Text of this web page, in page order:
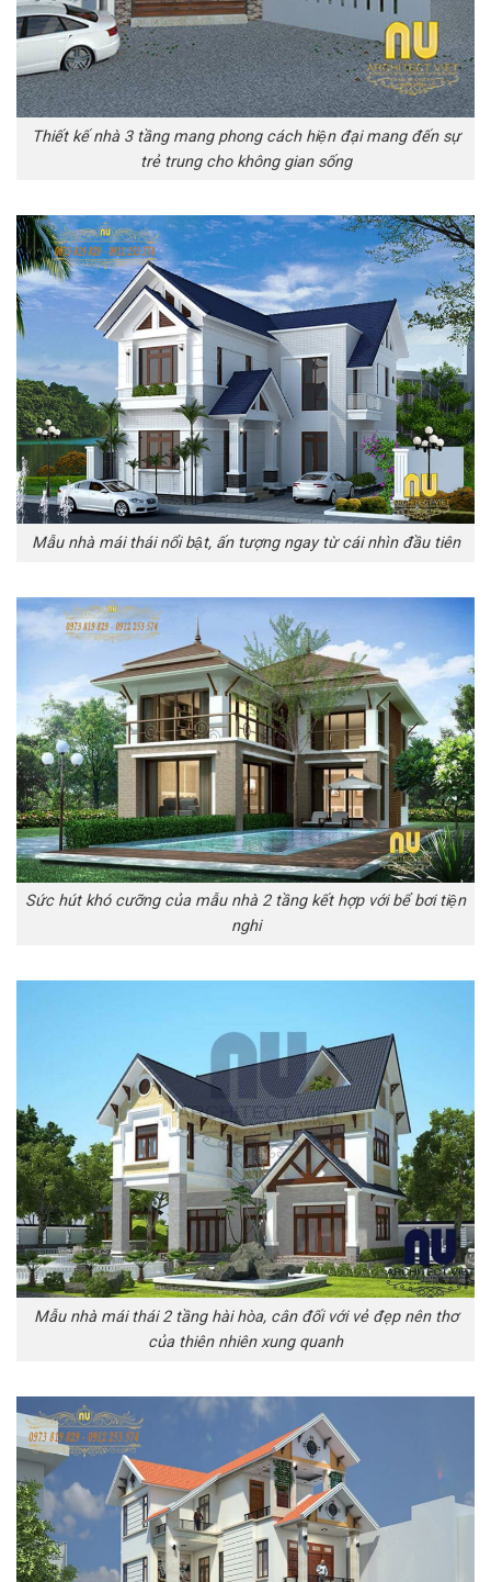
Thiết kế nhà 3 tầng mang phong cách hiện đại mang đến sự
trẻ trung cho không gian sống
Mẫu nhà mái thái nổi bật, ấn tượng ngay từ cái nhìn đầu tiên
Sức hút khó cưỡng của mẫu nhà 2 tầng kết hợp với bể bơi tiện
nghi
Mẫu nhà mái thái 2 tầng hài hòa, cân đối với vẻ đẹp nên thơ
của thiên nhiên xung quanh